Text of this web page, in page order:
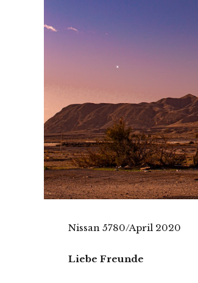
Nissan 5780/April 2020
Liebe Freunde